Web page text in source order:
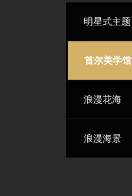
明星式主题
首尔美学馆
浪漫花海
浪漫海景